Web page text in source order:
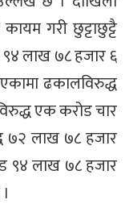
गरी छुट्टाछुट्टै
लाख ७८ हजार ६
ढकालविरुद्ध
एक करोड चार
७२ लाख ७८ हजार
९४ लाख ७८ हजार